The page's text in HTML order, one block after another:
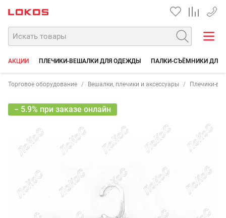
+7
АКЦИИ ПЛЕЧИКИ-ВЕШАЛКИ ДЛЯ ОДЕЖДЫ ПАЛКИ-СЪЁМНИКИ ДЛЯ
Торговое оборудование Вешалки, плечики и аксессуары Плечики-
− 5.9% при заказе онлайн